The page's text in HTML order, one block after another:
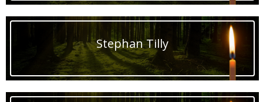
Stephan Tilly